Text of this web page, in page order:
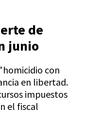
de
junio
con
en libertad.
impuestos
el fiscal